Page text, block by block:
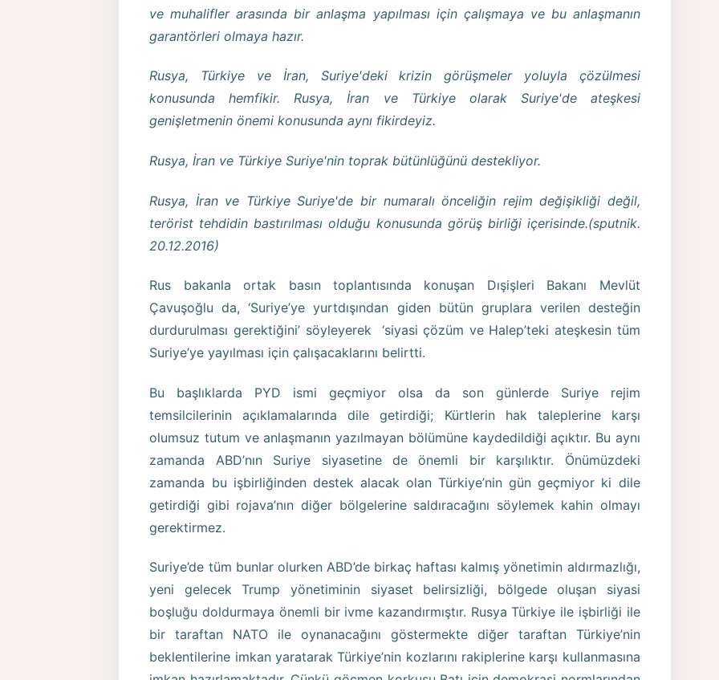
ve muhalifler arasında bir anlaşma yapılması için çalışmaya ve bu anlaşmanın
garantörleri olmaya hazır.
Rusya, Türkiye ve İran, Suriye'deki krizin görüşmeler yoluyla çözülmesi
konusunda hemfikir. Rusya, İran ve Türkiye olarak Suriye'de ateşkesi
genişletmenin önemi konusunda aynı fikirdeyiz.
Rusya, İran ve Türkiye Suriye'nin toprak bütünlüğünü destekliyor.
Rusya, İran ve Türkiye Suriye'de bir numaralı önceliğin rejim değişikliği değil,
terörist tehdidin bastırılması olduğu konusunda görüş birliği içerisinde.(sputnik.
20.12.2016)
Rus bakanla ortak basın toplantısında konuşan Dışişleri Bakanı Mevlüt
Çavuşoğlu da, ‘Suriye’ye yurtdışından giden bütün gruplara verilen desteğin
durdurulması gerektiğini’ söyleyerek ‘siyasi çözüm ve Halep’teki ateşkesin tüm
Suriye’ye yayılması için çalışacaklarını belirtti.
Bu başlıklarda PYD ismi geçmiyor olsa da son günlerde Suriye rejim
temsilcilerinin açıklamalarında dile getirdiği; Kürtlerin hak taleplerine karşı
olumsuz tutum ve anlaşmanın yazılmayan bölümüne kaydedildiği açıktır. Bu aynı
zamanda ABD’nın Suriye siyasetine de önemli bir karşılıktır. Önümüzdeki
zamanda bu işbirliğinden destek alacak olan Türkiye’nin gün geçmiyor ki dile
getirdiği gibi rojava’nın diğer bölgelerine saldıracağını söylemek kahin olmayı
gerektirmez.
Suriye’de tüm bunlar olurken ABD’de birkaç haftası kalmış yönetimin aldırmazlığı,
yeni gelecek Trump yönetiminin siyaset belirsizliği, bölgede oluşan siyasi
boşluğu doldurmaya önemli bir ivme kazandırmıştır. Rusya Türkiye ile işbirliği ile
bir taraftan NATO ile oynanacağını göstermekte diğer taraftan Türkiye’nin
beklentilerine imkan yaratarak Türkiye’nin kozlarını rakiplerine karşı kullanmasına